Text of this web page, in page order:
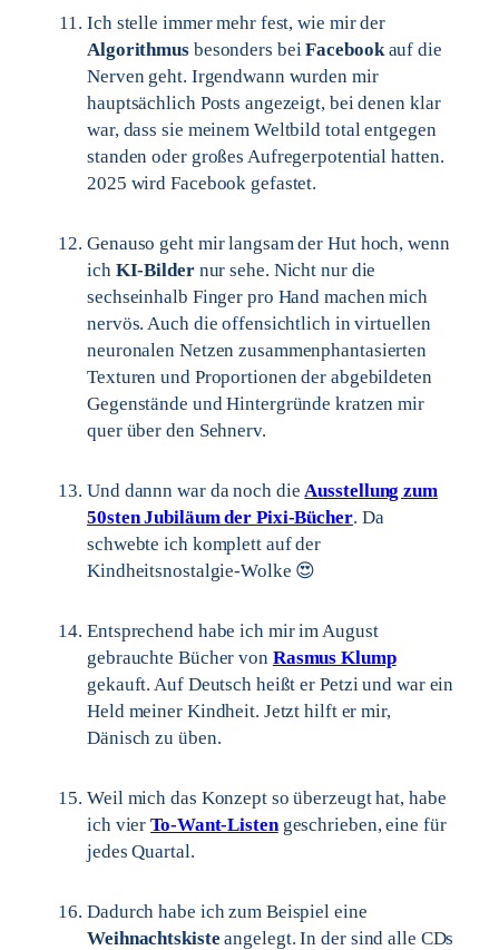
Ich stelle immer mehr fest, wie mir der
Algorithmusbesonders beiFacebookauf die
Nerven geht. Irgendwann wurden mir
hauptsächlich Posts angezeigt, bei denen klar
war, dass sie meinem Weltbild total entgegen
standen oder großes Aufregerpotential hatten.
2025 wird Facebook gefastet.
Genauso geht mir langsam der Hut hoch, wenn
ich KI-Bildernur sehe. Nicht nur die
sechseinhalb Finger pro Hand machen mich
nervös. Auch die offensichtlich in virtuellen
neuronalen Netzen zusammenphantasierten
Texturen und Proportionen der abgebildeten
Gegenstände und Hintergründe kratzen mir
quer über den Sehnerv.
Und dannn war da noch die Ausstellung zum
50sten Jubiläum der Pixi-Bücher. Da
schwebte ich komplett auf der
Kindheitsnostalgie-Wolke 😍
Entsprechend habe ich mir im August
gebrauchte Bücher von Rasmus Klump
gekauft. Auf Deutsch heißt er Petzi und war ein
Held meiner Kindheit. Jetzt hilft er mir,
Dänisch zu üben.
Weil mich das Konzept so überzeugt hat, habe
ich vierTo-Want-Listengeschrieben, eine für
jedes Quartal.
Dadurch habe ich zum Beispiel eine
Weihnachtskiste angelegt. In der sind alle CDs